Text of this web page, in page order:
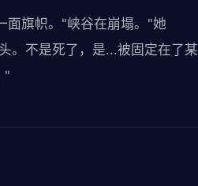
面旗帜。"峡谷在崩塌。"她
。不是死了，是...被固定在了某
"